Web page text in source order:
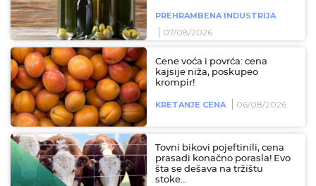
PREHRAMBENA INDUSTRIJA
07/08/2026
Cene voća i povrća: cena
kajsije niža, poskupeo
krompir!
KRETANJE CENA 06/08/2026
Tovni bikovi pojeftinili, cena
prasadi konačno porasla! Evo
šta se dešava na tržištu
stoke...